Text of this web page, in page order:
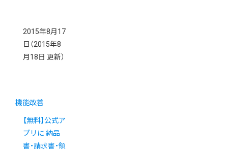
2015年8月17
日 （2015年8
月18日 更新）
機能改善
【無料】公式ア
プリに 納品
書・請求書・領